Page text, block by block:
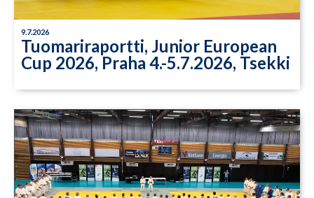
9.7.2026
Tuomariraportti, Junior European
Cup 2026, Praha 4.-5.7.2026, Tsekki